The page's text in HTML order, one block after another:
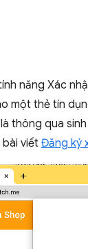
năng Xác
một thẻ tín
thông qua
viếtĐăng ký